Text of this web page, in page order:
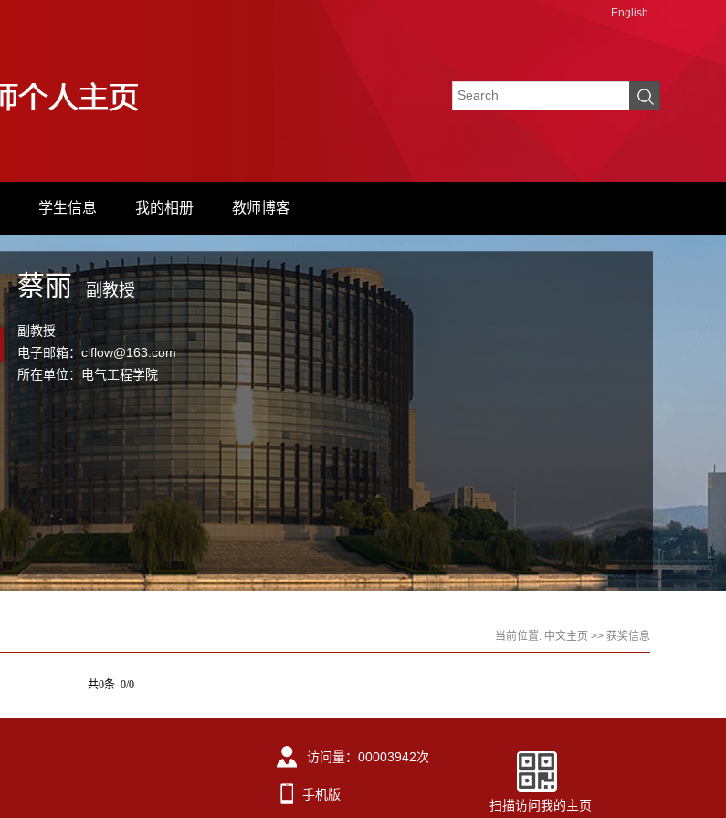
English
学生信息 我的相册 教师博客
蔡丽 副教授
副教授
电子邮箱： clflow@163.com
所在单位：电气工程学院
当前位置: 中文主页 >> 获奖信息
共0条 0/0
访问量： 00003942次
手机版
扫描访问我的主页